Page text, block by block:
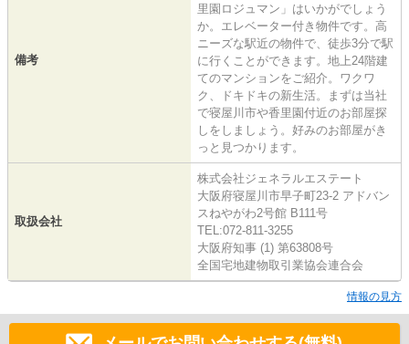
備考
里園ロジュマン」はいかがでしょう
か。エレベーター付き物件です。高
ニーズな駅近の物件で、徒歩3分で駅
に行くことができます。地上24階建
てのマンションをご紹介。ワクワ
ク、ドキドキの新生活。まずは当社
で寝屋川市や香里園付近のお部屋探
しをしましょう。好みのお部屋がき
っと見つかります。
取扱会社
株式会社ジェネラルエステート
大阪府寝屋川市早子町23-2 アドバン
スねやがわ2号館 B111号
TEL:072-811-3255
大阪府知事 (1) 第63808号
全国宅地建物取引業協会連合会
情報の見方